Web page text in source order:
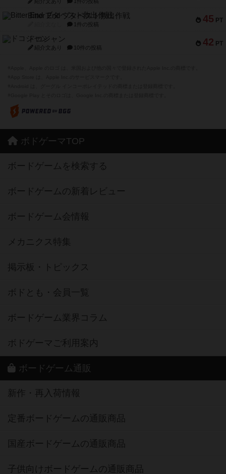
紹介文あり 1件の投稿
45 PT
Bitter End ブタペスト救出作戦
1件の投稿
42 PT
ドコジャン
紹介文あり 10件の投稿
ボドゲーマTOP
ボードゲームを検索する
ボードゲームの新着レビュー
ボードゲーム会情報
メカニクス特集
掲示板・トピックス
ボドとも・会員一覧
ボードゲーム業界コラム
ボドゲーマご利用案内
ボードゲーム通販
新作・再入荷情報
定番ボードゲームの通販商品
国産ボードゲームの通販商品
子供向けボードゲームの通販商品